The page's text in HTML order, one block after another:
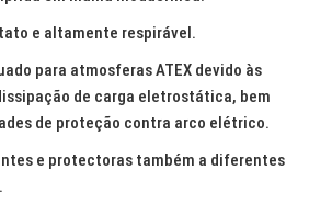
e altamente respirável.
para atmosferas ATEX devido às
de carga eletrostática, bem
de proteção contra arco elétrico.
e protectoras também a diferentes